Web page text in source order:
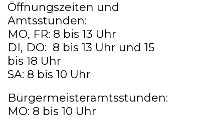
Öffnungszeiten und
Amtsstunden:
MO, FR: 8 bis 13 Uhr
DI, DO: 8 bis 13 Uhr und 15
bis 18 Uhr
SA: 8 bis 10 Uhr
Bürgermeisteramtsstunden:
MO: 8 bis 10 Uhr